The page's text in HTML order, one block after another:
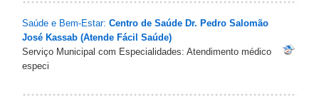
Saúde e Bem-Estar: Centro de Saúde Dr. Pedro Salomão
José Kassab (Atende Fácil Saúde)
Serviço Municipal com Especialidades: Atendimento médico
especi